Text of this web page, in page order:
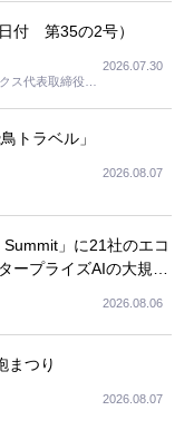
付 第35の2号）
ス代表取締役社
2026.07.30
トラベル」
2026.08.07
」に21社のエコ
ープライズAIの大規模
2026.08.06
まつり
2026.08.07